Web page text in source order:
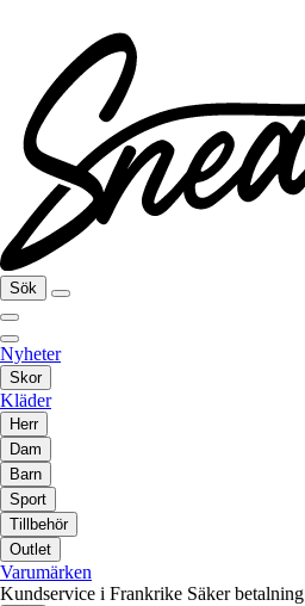
Sök
Nyheter
Skor
Kläder
Herr
Dam
Barn
Sport
Tillbehör
Outlet
Varumärken
Kundservice i Frankrike Säker betalning